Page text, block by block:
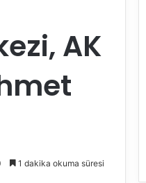
AK
1 dakika okuma süresi